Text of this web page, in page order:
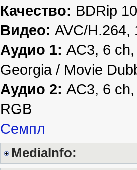
Качество: BDRip
Видео: AVC/H.264,
Аудио 1: AC3, 6
Georgia / Movie
Аудио 2: AC3, 6
RGB
Семпл
MediaInfo: